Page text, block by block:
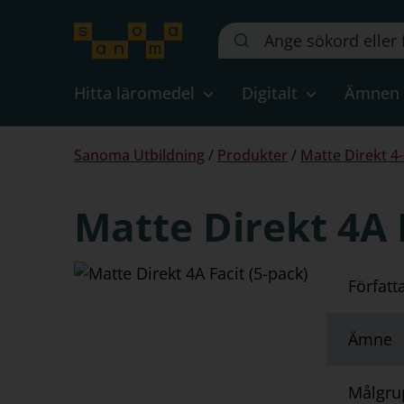
Sök
på
webbplatsen::
Hitta läromedel Digitalt Ämnen
Du
Sanoma Utbildning / Produkter / Matte Direkt
Matte Direkt 4A
Ämne